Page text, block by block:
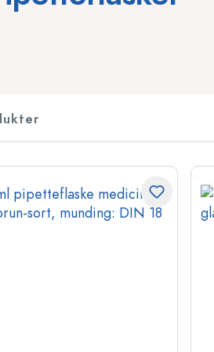
Flasker til konservering